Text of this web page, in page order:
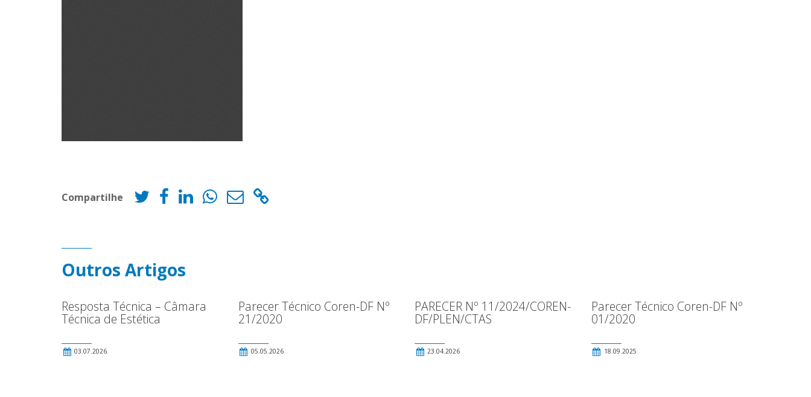
Compartilhe
Outros Artigos
Resposta Técnica – Câmara
Técnica de Estética
03.07.2026
Parecer Técnico Coren-DF Nº
21/2020
05.05.2026
PARECER Nº 11/2024/COREN-
DF/PLEN/CTAS
23.04.2026
Parecer Técnico Coren-DF Nº
01/2020
18.09.2025